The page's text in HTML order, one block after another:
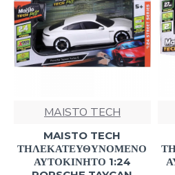
MAISTO TECH
MAISTO TECH
ΤΗΛΕΚΑΤΕΥΘΥΝΟΜΕΝΟ
ΑΥΤΟΚΙΝΗΤΟ 1:24